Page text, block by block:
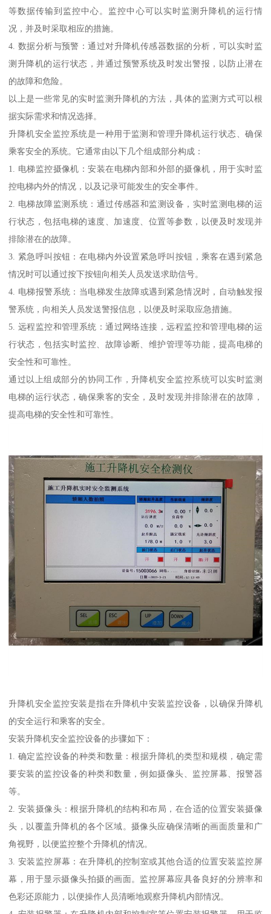
等数据传输到监控中心。监控中心可以实时监测升降机的运行情
况，并及时采取相应的措施。
4. 数据分析与预警：通过对升降机传感器数据的分析，可以实时监
测升降机的运行状态，并通过预警系统及时发出警报，以防止潜在
的故障和危险。
以上是一些常见的实时监测升降机的方法，具体的监测方式可以根
据实际需求和情况选择。
升降机安全监控系统是一种用于监测和管理升降机运行状态、确保
乘客安全的系统。它通常由以下几个组成部分构成：
1. 电梯监控摄像机：安装在电梯内部和外部的摄像机，用于实时监
控电梯内外的情况，以及记录可能发生的安全事件。
2. 电梯故障监测系统：通过传感器和监测设备，实时监测电梯的运
行状态，包括电梯的速度、加速度、位置等参数，以便及时发现并
排除潜在的故障。
3. 紧急呼叫按钮：在电梯内外设置紧急呼叫按钮，乘客在遇到紧急
情况时可以通过按下按钮向相关人员发送求助信号。
4. 电梯报警系统：当电梯发生故障或遇到紧急情况时，自动触发报
警系统，向相关人员发送警报信息，以便及时采取应急措施。
5. 远程监控和管理系统：通过网络连接，远程监控和管理电梯的运
行状态，包括实时监控、故障诊断、维护管理等功能，提高电梯的
安全性和可靠性。
通过以上组成部分的协同工作，升降机安全监控系统可以实时监测
电梯的运行状态，确保乘客的安全，及时发现并排除潜在的故障，
提高电梯的安全性和可靠性。
升降机安全监控安装是指在升降机中安装监控设备，以确保升降机
的安全运行和乘客的安全。
安装升降机安全监控设备的步骤如下：
1. 确定监控设备的种类和数量：根据升降机的类型和规模，确定需
要安装的监控设备的种类和数量，例如摄像头、监控屏幕、报警器
等。
2. 安装摄像头：根据升降机的结构和布局，在合适的位置安装摄像
头，以覆盖升降机的各个区域。摄像头应确保清晰的画面质量和广
角视野，以便监控整个升降机的情况。
3. 安装监控屏幕：在升降机的控制室或其他合适的位置安装监控屏
幕，用于显示摄像头拍摄的画面。监控屏幕应具备良好的分辨率和
色彩还原能力，以便操作人员清晰地观察升降机内部情况。